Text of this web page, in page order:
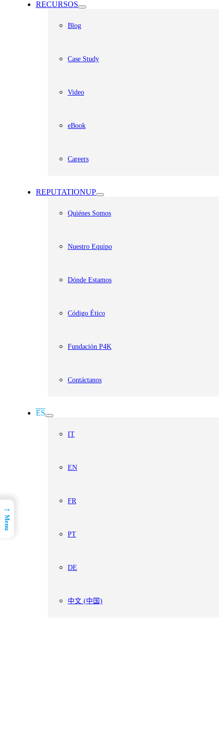
RECURSOS
Blog
Case Study
Video
eBook
Careers
REPUTATIONUP
Quiénes Somos
Nuestro Equipo
Dónde Estamos
Código Ético
Fundación P4K
Contáctanos
ES
IT
EN
FR
PT
DE
中文 (中国)
→
Menu